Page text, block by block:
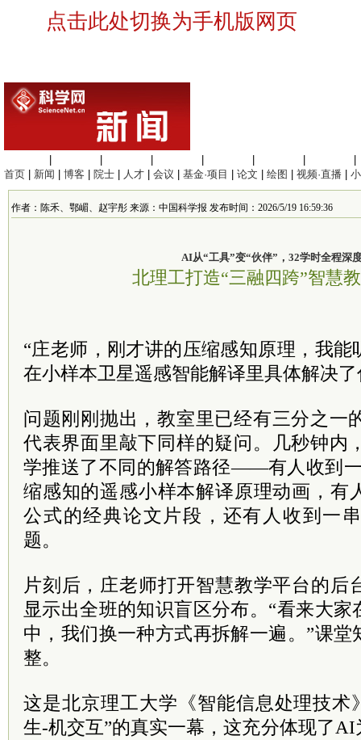
点击此处切换为手机版网页
首页
新闻 博客 院士 人才 会议 基金·项目 论文 绘图 视频·直播
作者：陈禾、鄂嵋、赵宇彤 来源：中国科学报 发布时间：2026/5/19 16:59:36
AI从“工具”变“伙伴”，32学时全程深
北理工打造“三融四跨”智慧
“庄老师，刚才讲的压缩感知原理，我
在小样本卫星遥感智能解译里具体解决
问题刚刚抛出，教室里已经有三分之一
代表界面里敲下同样的疑问。几秒钟内
学推送了不同的解答路径——有人收到
缩感知的遥感小样本解译原理动画，有
公式的经典论文片段，还有人收到一
题。
片刻后，庄老师打开智慧教学平台的后
显示出全班的知识盲区分布。“看来大
中，我们换一种方式再拆解一遍。”课
整。
这是北京理工大学《智能信息处理技术
生-机交互”的真实一幕，这充分体现了